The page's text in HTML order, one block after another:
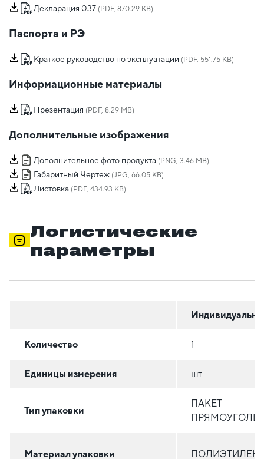
Декларация 037 (PDF, 870.29 KB)
Паспорта и РЭ
Краткое руководство по эксплуатации (PDF, 551.75 KB)
Информационные материалы
Презентация (PDF, 8.29 MB)
Дополнительные изображения
Дополнительное фото продукта (PNG, 3.46 MB)
Габаритный Чертеж (JPG, 66.05 KB)
Листовка (PDF, 434.93 KB)
Логистические
параметры
Количество 1
Единицы измерения шт
Тип упаковки
ПАКЕТ
Материал упаковки ПОЛИЭТИЛЕН